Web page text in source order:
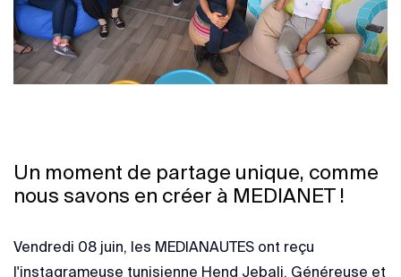
Un moment de partage unique, comme
nous savons en créer à MEDIANET !
Vendredi 08 juin, les MEDIANAUTES ont reçu
l'instagrameuse tunisienne Hend Jebali. Généreuse et